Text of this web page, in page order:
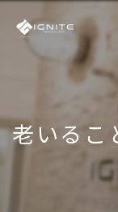
老いるこ